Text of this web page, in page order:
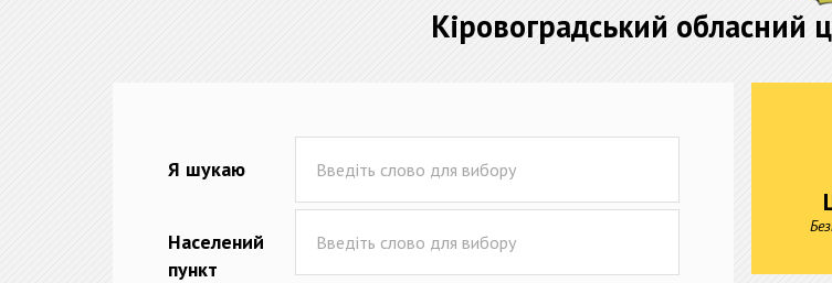
Кіровоградський обласний
Я шукаю
Населений
пункт